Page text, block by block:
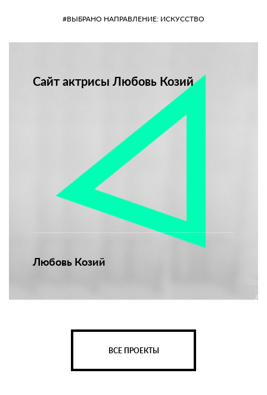
#ВЫБРАНО НАПРАВЛЕНИЕ: ИСКУССТВО
Сайт актрисы Любовь Козий
Любовь Козий
ВСЕ ПРОЕКТЫ